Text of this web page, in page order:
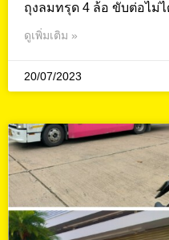
ถุงลมทรุด 4 ล้อ ขับต่อไม่ไ
ดูเพิ่มเติม »
20/07/2023